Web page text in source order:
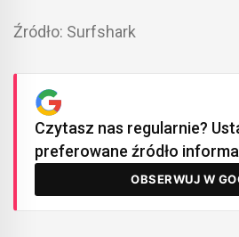
Źródło: Surfshark
Czytasz nas regularnie?
preferowane źródło
OBSERWUJ W